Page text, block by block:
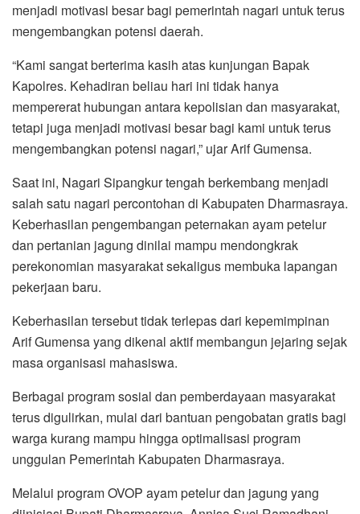
menjadi motivasi besar bagi pemerintah nagari untuk terus
mengembangkan potensi daerah.
“Kami sangat berterima kasih atas kunjungan Bapak
Kapolres. Kehadiran beliau hari ini tidak hanya
mempererat hubungan antara kepolisian dan masyarakat,
tetapi juga menjadi motivasi besar bagi kami untuk terus
mengembangkan potensi nagari,” ujar Arif Gumensa.
Saat ini, Nagari Sipangkur tengah berkembang menjadi
salah satu nagari percontohan di Kabupaten Dharmasraya.
Keberhasilan pengembangan peternakan ayam petelur
dan pertanian jagung dinilai mampu mendongkrak
perekonomian masyarakat sekaligus membuka lapangan
pekerjaan baru.
Keberhasilan tersebut tidak terlepas dari kepemimpinan
Arif Gumensa yang dikenal aktif membangun jejaring sejak
masa organisasi mahasiswa.
Berbagai program sosial dan pemberdayaan masyarakat
terus digulirkan, mulai dari bantuan pengobatan gratis bagi
warga kurang mampu hingga optimalisasi program
unggulan Pemerintah Kabupaten Dharmasraya.
Melalui program OVOP ayam petelur dan jagung yang